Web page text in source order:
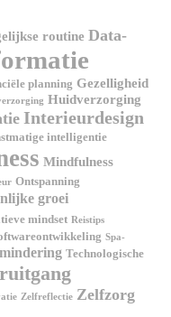
routine Data-
planning Gezelligheid
Huidverzorging
Interieurdesign
intelligentie
Mindfulness
Ontspanning
groei
mindset Reistips
Spa-
Technologische
Zelfreflectie Zelfzorg